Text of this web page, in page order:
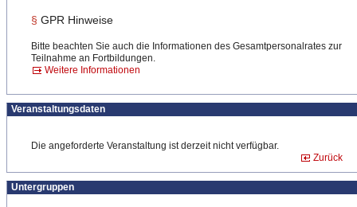
§ GPR Hinweise
Bitte beachten Sie auch die Informationen des Gesamtpersonalrates zur
Teilnahme an Fortbildungen.
Weitere Informationen
Veranstaltungsdaten
Die angeforderte Veranstaltung ist derzeit nicht verfügbar.
Zurück
Untergruppen